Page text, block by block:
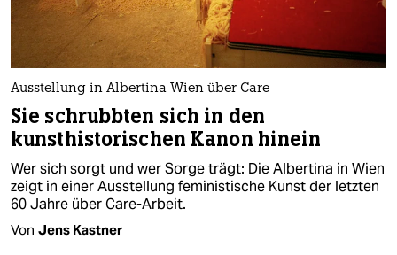
Ausstellung in Albertina Wien über Care
Sie schrubbten sich in den
kunsthistorischen Kanon hinein
Wer sich sorgt und wer Sorge trägt: Die Albertina in Wien
zeigt in einer Ausstellung feministische Kunst der letzten
60 Jahre über Care-Arbeit.
Von Jens Kastner